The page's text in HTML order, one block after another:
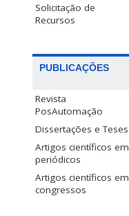
Solicitação de
Recursos
PUBLICAÇÕES
Revista
PosAutomação
Dissertações e Teses
Artigos científicos em
periódicos
Artigos científicos em
congressos